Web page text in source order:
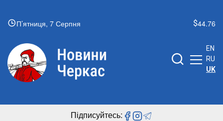
П’ятниця, 7 Серпня 44.76
EN
RU
UK
Підписуйтесь: